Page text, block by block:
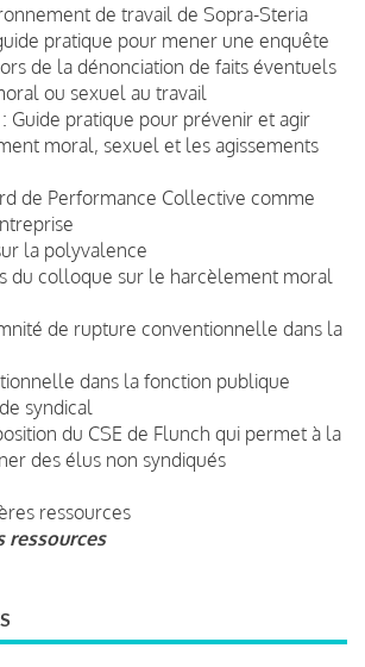
de travail de Sopra-Steria
pratique pour mener une enquête
de la dénonciation de faits éventuels
ou sexuel au travail
: Guide pratique pour prévenir et agir
moral, sexuel et les agissements
de Performance Collective comme
la polyvalence
du colloque sur le harcèlement moral
de rupture conventionnelle dans la
dans la fonction publique
syndical
du CSE de Flunch qui permet à la
des élus non syndiqués
ressources
ressources